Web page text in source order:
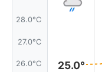
28.0°C
27.0°C
26.0°C 25.0°